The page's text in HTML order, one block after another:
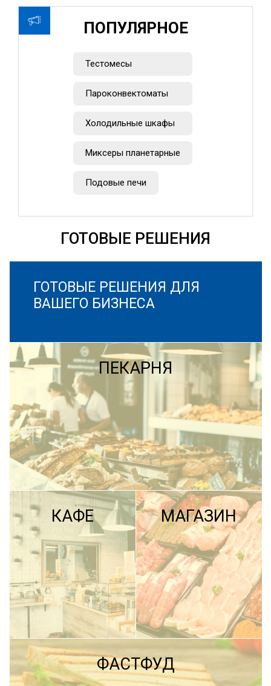
ПОПУЛЯРНОЕ
Тестомесы
Пароконвектоматы
Холодильные шкафы
Миксеры планетарные
Подовые печи
ГОТОВЫЕ РЕШЕНИЯ
ГОТОВЫЕ РЕШЕНИЯ ДЛЯ
ВАШЕГО БИЗНЕСА
ПЕКАРНЯ
ПОДРОБНЕЕ
КАФЕ МАГАЗИН
ФАСТФУД